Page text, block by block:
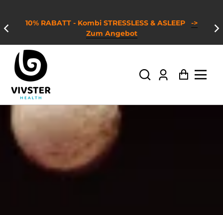
10% RABATT - Kombi STRESSLESS & ASLEEP
->
Zum Angebot
Einloggen